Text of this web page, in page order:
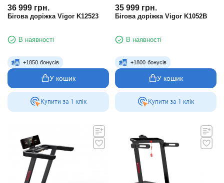
36 999 грн.
Бігова доріжка Vigor K12523
В наявності
+1850 бонусів
У кошик
Купити за 1 клiк
35 999 грн.
Бігова доріжка Vigor K1052B
В наявності
+1800 бонусів
У кошик
Купити за 1 клiк